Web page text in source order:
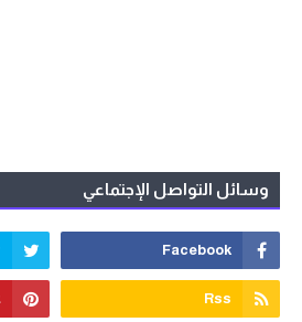
وسائل التواصل الإجتماعي